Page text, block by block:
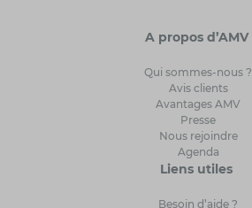
A propos d’AMV
Qui sommes-nous ?
Avis clients
Avantages AMV
Presse
Nous rejoindre
Agenda
Liens utiles
Besoin d’aide ?